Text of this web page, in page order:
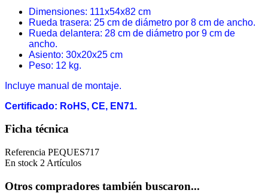
Dimensiones: 111x54x82 cm
Rueda trasera: 25 cm de diámetro por 8 cm de ancho.
Rueda delantera: 28 cm de diámetro por 9 cm de
ancho.
Asiento: 30x20x25 cm
Peso: 12 kg.
Incluye manual de montaje.
Certificado: RoHS, CE, EN71.
Ficha técnica
Referencia PEQUES717
En stock 2 Artículos
Otros compradores también buscaron...